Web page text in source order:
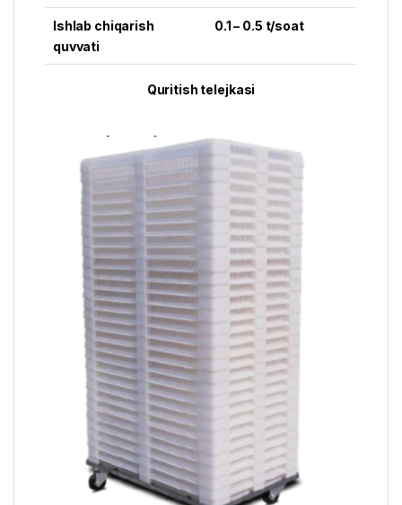
Ishlab chiqarish
quvvati
0.1 – 0.5 t/soat
Quritish telejkasi